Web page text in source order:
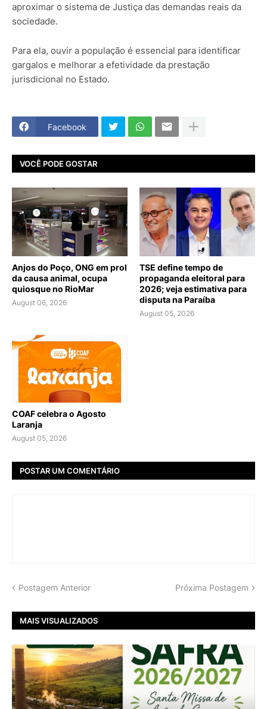
aproximar o sistema de Justiça das demandas reais da
sociedade.
Para ela, ouvir a população é essencial para identificar
gargalos e melhorar a efetividade da prestação
jurisdicional no Estado.
Facebook
VOCÊ PODE GOSTAR
Anjos do Poço, ONG em prol
da causa animal, ocupa
quiosque no RioMar
August 06, 2026
TSE define tempo de
propaganda eleitoral para
2026; veja estimativa para
disputa na Paraíba
August 05, 2026
COAF celebra o Agosto
Laranja
August 05, 2026
POSTAR UM COMENTÁRIO
Postagem Anterior Próxima Postagem
MAIS VISUALIZADOS